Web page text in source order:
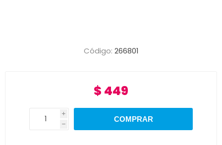
Código: 266801
$ 449
i
h